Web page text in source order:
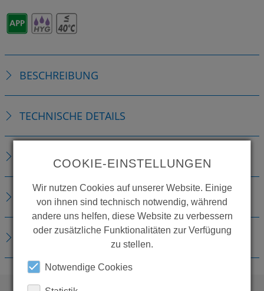
BESCHREIBUNG
TECHNISCHE DETAILS
ZUBEHÖR
ERSATZTEILE
DOWNLOADS
COOKIE-EINSTELLUNGEN
Wir nutzen Cookies auf unserer Website. Einige
von ihnen sind technisch notwendig, während
andere uns helfen, diese Website zu verbessern
oder zusätzliche Funktionalitäten zur Verfügung
zu stellen.
Notwendige Cookies